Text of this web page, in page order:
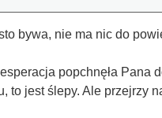
bywa, nie ma nic do
popchnęła Pana
jest ślepy. Ale przejrzy